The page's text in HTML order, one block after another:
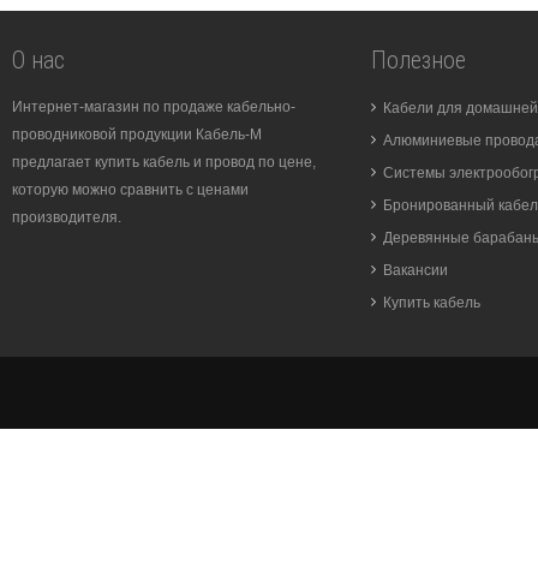
О нас
Интернет-магазин по продаже кабельно-
проводниковой продукции Кабель-М
предлагает купить кабель и провод по цене,
которую можно сравнить с ценами
производителя.
Полезное
Кабели для
Алюминиевые
Системы
Бронированный
Деревянные
Вакансии
Купить кабель